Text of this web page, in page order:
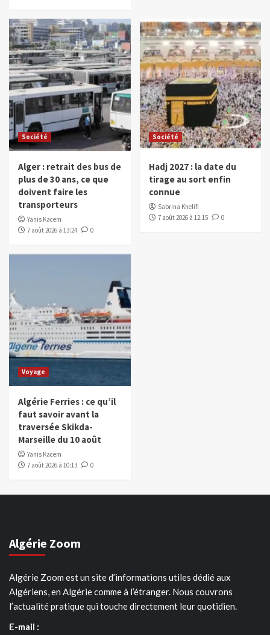
Société
Alger : retrait des bus de
plus de 30 ans, ce que
doivent faire les
transporteurs
Yanis Kacem
7 août 2026 à 13:24
0
Société
Hadj 2027 : la date du
tirage au sort enfin
connue
Sabrina Khelifi
7 août 2026 à 12:15
0
Voyage
Algérie Ferries : ce qu’il
faut savoir avant la
traversée Skikda-
Marseille du 10 août
Yanis Kacem
7 août 2026 à 10:13
0
Algérie Zoom
Algérie Zoom est un site d’informations utiles dédié aux
Algériens, en Algérie comme à l’étranger. Nous couvrons
l’actualité pratique qui touche directement leur quotidien.
E-mail :